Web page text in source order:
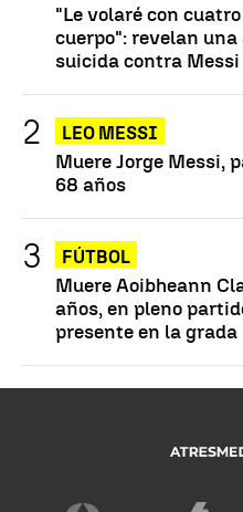
"Le volaré con
cuerpo": revelan
suicida contra
LEO MESSI
Muere Jorge Messi,
68 años
FÚTBOL
Muere Aoibheann
años, en pleno
presente en la grada